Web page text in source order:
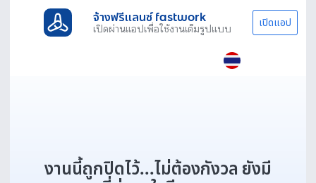
จ้างฟรีแลนซ์ fastwork
เปิดผ่านแอปเพื่อใช้งานเต็มรูปแบบ เปิดแอป
งานนี้ถูกปิดไว้...ไม่ต้องกังวล ยังมี